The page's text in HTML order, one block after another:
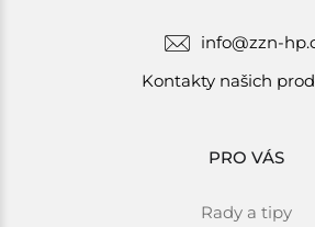
info@zzn-
Kontakty našich
PRO VÁS
Rady a tipy